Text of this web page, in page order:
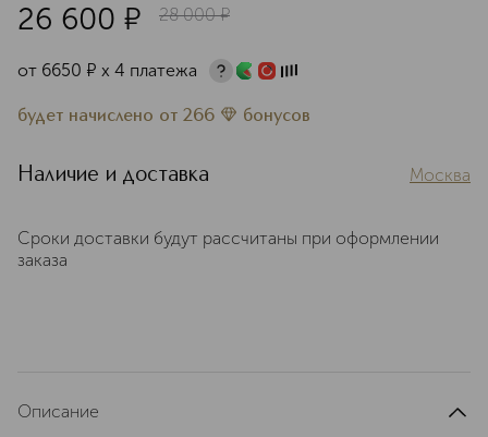
26 600 ¤ 28 000 ¤
от 6650 ¤ х 4 платежа
будет начислено от 266 бонусов
Наличие и доставка Москва
Сроки доставки будут рассчитаны при оформлении
заказа
Описание